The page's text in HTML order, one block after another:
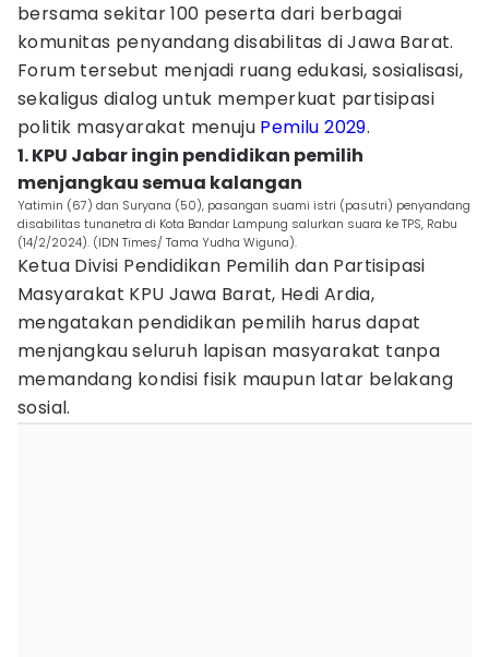
bersama sekitar 100 peserta dari berbagai
komunitas penyandang disabilitas di Jawa Barat.
Forum tersebut menjadi ruang edukasi, sosialisasi,
sekaligus dialog untuk memperkuat partisipasi
politik masyarakat menuju Pemilu 2029.
1. KPU Jabar ingin pendidikan pemilih
menjangkau semua kalangan
Yatimin (67) dan Suryana (50), pasangan suami istri (pasutri) penyandang
disabilitas tunanetra di Kota Bandar Lampung salurkan suara ke TPS, Rabu
(14/2/2024). (IDN Times/ Tama Yudha Wiguna).
Ketua Divisi Pendidikan Pemilih dan Partisipasi
Masyarakat KPU Jawa Barat, Hedi Ardia,
mengatakan pendidikan pemilih harus dapat
menjangkau seluruh lapisan masyarakat tanpa
memandang kondisi fisik maupun latar belakang
sosial.